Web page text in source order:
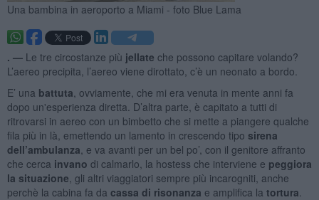
Una bambina in aeroporto a Miami - foto Blue Lama
. — Le tre circostanze più jellate che possono capitare volando?
L’aereo precipita, l’aereo viene dirottato, c’è un neonato a bordo.
E’ una battuta , ovviamente, che mi era venuta in mente anni fa
dopo un'esperienza diretta. D’altra parte, è capitato a tutti di
ritrovarsi in aereo con un bimbetto che si mette a piangere qualche
fila più in là, emettendo un lamento in crescendo tipo sirena
dell’ambulanza , e va avanti per un bel po’, con il genitore affranto
che cerca invano di calmarlo, la hostess che interviene e peggiora
la situazione , gli altri viaggiatori sempre più incarogniti, anche
perchè la cabina fa da cassa di risonanza e amplifica la tortura